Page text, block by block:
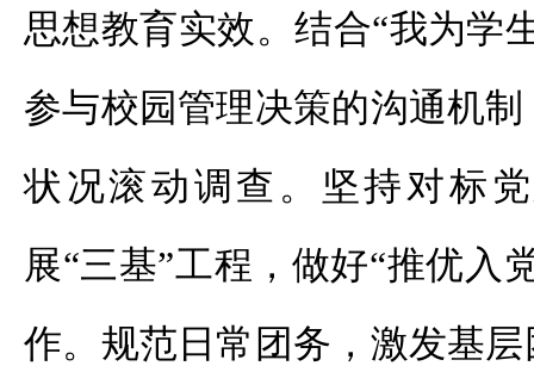
思想教育实效。结合“我为学
参与校园管理决策的沟通机
状况滚动调查。坚持对标
展“三基”工程，做好“推优入
作。规范日常团务，激发基